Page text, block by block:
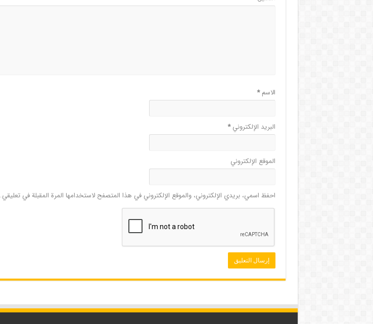
الاسم*
البريد الإلكتروني*
الموقع الإلكتروني
احفظ اسمي، بريدي الإلكتروني، والموقع الإلكتروني في هذا المتصفح لاستخدامها المرة المقبلة في تعليقي.